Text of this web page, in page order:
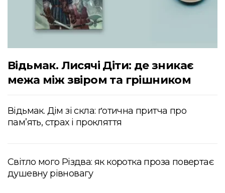
Відьмак. Лисячі Діти: де зникає
межа між звіром та грішником
Відьмак. Дім зі скла: ґотична притча про
пам’ять, страх і прокляття
Світло мого Різдва: як коротка проза повертає
душевну рівновагу